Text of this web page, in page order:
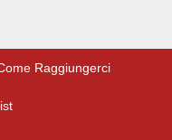
Raggiungerci